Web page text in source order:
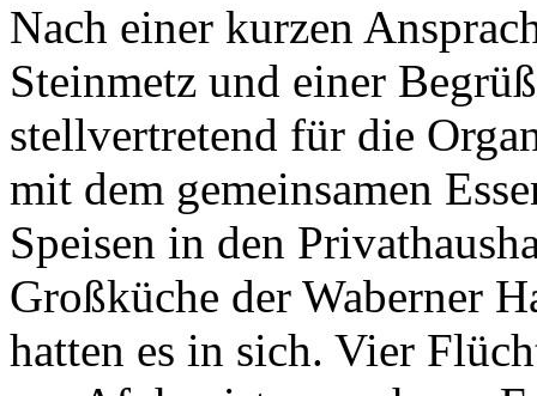
Nach einer kurzen
Steinmetz und einer
stellvertretend für die
mit dem gemeinsamen
Speisen in den
Großküche der Waberner
hatten es in sich. Vier